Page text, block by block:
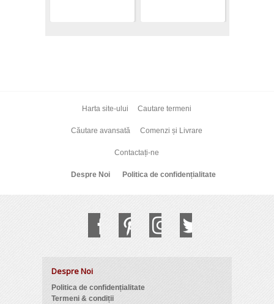
Harta site-ului Cautare termeni
Căutare avansată Comenzi și Livrare
Contactați-ne
Despre Noi Politica de confidențialitate
Despre Noi
Politica de confidențialitate
Termeni & condiții